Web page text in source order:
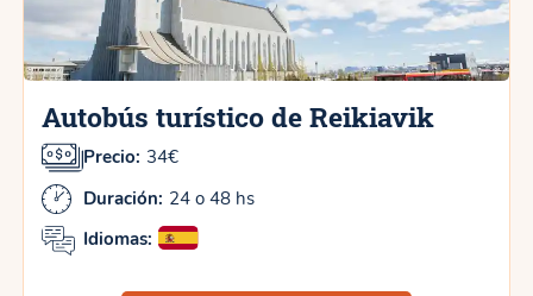
Autobús turístico de Reikiavik
Precio: 34€
Duración: 24 o 48 hs
Idiomas: